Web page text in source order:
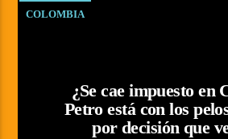
COLOMBIA
¿Se cae impuesto en
Petro está con los
por decisión que